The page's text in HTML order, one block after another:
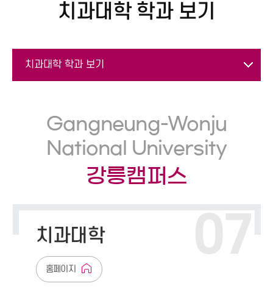
치과대학 학과 보기
치과대학 학과 보기
치의예과Gangneung-Wonju
National University
강릉캠퍼스
치과대학
홈페이지